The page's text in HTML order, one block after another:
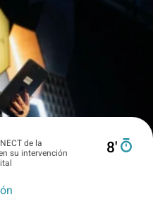
de la
su intervención
8′